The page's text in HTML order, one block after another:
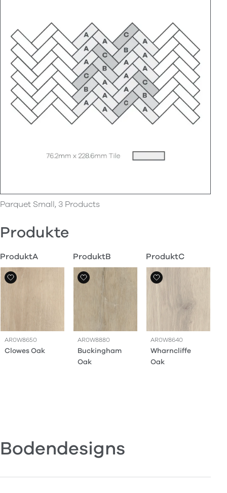
Parquet Small, 3 Products
Produkte
ProduktA
AR0W8650
Clowes Oak
ProduktB
AR0W8880
Buckingham
Oak
ProduktC
AR0W8640
Wharncliffe
Oak
Bodendesigns